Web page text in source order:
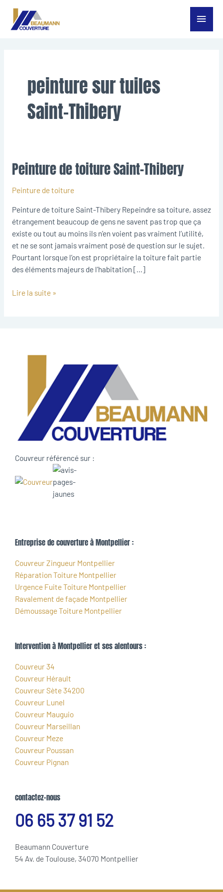
Aller
Menu
peinture sur tuiles
Saint-Thibery
Peinture de toiture Saint-Thibery
Peinture de toiture
Peinture de toiture Saint-Thibery Repeindre sa toiture, assez
étrangement beaucoup de gens ne savent pas trop que ça
existe ou tout au moins ils n’en voient pas vraiment l’utilité,
et ne se sont jamais vraiment posé de question sur le sujet.
Pourtant lorsque l’on est propriétaire la toiture fait partie
des éléments majeurs de l’habitation […]
Peinture
de
toiture
Thibery
Lire la suite »
Couvreur référencé sur :
Entreprise de couverture à Montpellier :
Couvreur Zingueur Montpellier
Réparation Toiture Montpellier
Urgence Fuite Toiture Montpellier
Ravalement de façade Montpellier
Démoussage Toiture Montpellier
Intervention à Montpellier et ses alentours :
Couvreur 34
Couvreur Hérault
Couvreur Sète 34200
Couvreur Lunel
Couvreur Mauguio
Couvreur Marseillan
Couvreur Meze
Couvreur Poussan
Couvreur Pignan
contactez-nous
06 65 37 91 52
Beaumann Couverture
54 Av. de Toulouse, 34070 Montpellier